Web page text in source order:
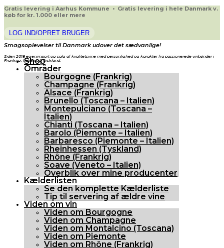
Gratis levering i Aarhus Kommune • Gratis levering i hele Danmark v.
køb for kr. 1.000 eller mere
LOG IND/OPRET BRUGER
Smagsoplevelser til Danmark udover det sædvanlige!
Siden 2018 egenimport og salg af kvalitetsvine med personlighed og karakter fra passionerede vinbønder i
Frankrig, Italien og Tyskland.
Shop
Områder
Bourgogne (Frankrig)
Champagne (Frankrig)
Alsace (Frankrig)
Brunello (Toscana – Italien)
Montepulciano (Toscana –
Italien)
Chianti (Toscana – Italien)
Barolo (Piemonte – Italien)
Barbaresco (Piemonte – Italien)
Rheinhessen (Tyskland)
Rhône (Frankrig)
Soave (Veneto – Italien)
Overblik over mine producenter
Kælderlisten
Se den komplette Kælderliste
Tip til servering af ældre vine
Viden om vin
Viden om Bourgogne
Viden om Champagne
Viden om Montalcino (Toscana)
Viden om Piemonte
Viden om Rhône (Frankrig)